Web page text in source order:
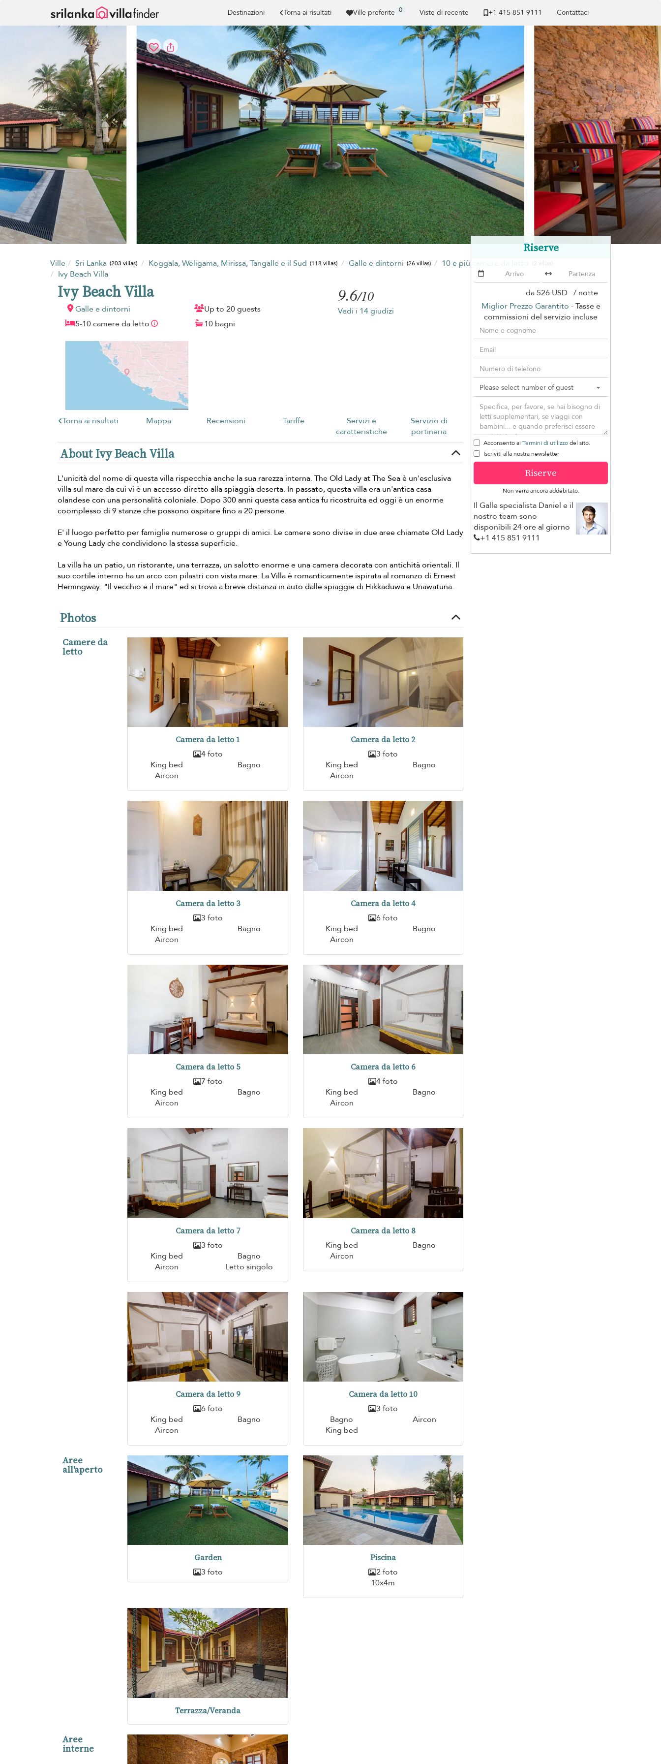
Destinazioni Torna ai risultati Ville preferite 0 Viste di recente +1 ​415 851 9111 Contattaci
Ville Sri Lanka (203 villas) Koggala, Weligama, Mirissa, Tangalle e il Sud (118 villas) Galle e dintorni (26 villas) 10 e più camere da letto (2 villas)
Ivy Beach Villa
Ivy Beach Villa
Galle e dintorni
Up to 20 guests
5-10 camere da letto
10 bagni
9.6/10
Vedi i 14 giudizi
Torna ai risultati Mappa Recensioni Tariffe
Servizi e
caratteristiche
Servizio di
portineria
About Ivy Beach Villa
L'unicità del nome di questa villa rispecchia anche la sua rarezza interna. The Old Lady at The Sea è un'esclusiva
villa sul mare da cui vi è un accesso diretto alla spiaggia deserta. In passato, questa villa era un'antica casa
olandese con una personalità coloniale. Dopo 300 anni questa casa antica fu ricostruita ed oggi è un enorme
coomplesso di 9 stanze che possono ospitare fino a 20 persone.
E' il luogo perfetto per famiglie numerose o gruppi di amici. Le camere sono divise in due aree chiamate Old Lady
e Young Lady che condividono la stessa superficie.
La villa ha un patio, un ristorante, una terrazza, un salotto enorme e una camera decorata con antichità orientali. Il
suo cortile interno ha un arco con pilastri con vista mare. La Villa è romanticamente ispirata al romanzo di Ernest
Hemingway: "Il vecchio e il mare" ed si trova a breve distanza in auto dalle spiaggie di Hikkaduwa e Unawatuna.
Photos
Camere da
letto
Camera da letto 1
4 foto
King bed
Bagno
Aircon
Camera da letto 2
3 foto
King bed
Bagno
Aircon
Camera da letto 3
3 foto
King bed
Bagno
Aircon
Camera da letto 4
6 foto
King bed
Bagno
Aircon
Camera da letto 5
7 foto
King bed
Bagno
Aircon
Camera da letto 6
4 foto
King bed
Bagno
Aircon
Camera da letto 7
3 foto
King bed
Bagno
Aircon
Letto singolo
Camera da letto 8
King bed
Bagno
Aircon
Camera da letto 9
6 foto
King bed
Bagno
Aircon
Camera da letto 10
3 foto
Bagno
Aircon
King bed
Aree
all'aperto
Garden
3 foto
Piscina
2 foto
10x4m
Terrazza/Veranda
Aree
interne
Riserve
da 526 USD / notte
Miglior Prezzo Garantito - Tasse e
commissioni del servizio incluse
Acconsento ai Termini di utilizzodel sito.
Iscriviti alla nostra newsletter
Riserve
Non verrà ancora addebitato.
Il Galle specialista Daniel e il
nostro team sono
disponibili 24 ore al giorno
+1 ​415 851 9111
Pannello di gestione dei cookies